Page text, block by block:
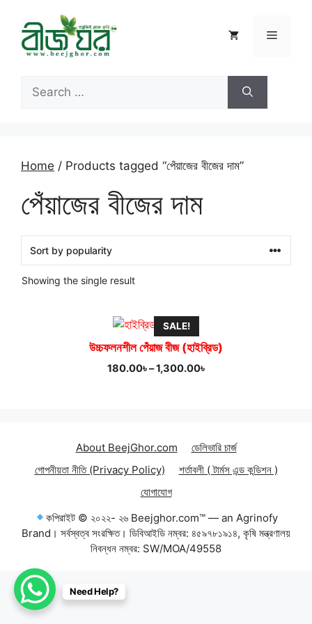
content
Menu
for:
Home / Products tagged “পেঁয়াজের বীজের দাম”
পেঁয়াজের বীজের দাম
Showing the single result
SALE!
উচ্চফলনশীল পেঁয়াজ বীজ (হাইব্রিড)
180.00৳–1,300.00৳Price
About BeejGhor.com
ডেলিভারি চার্জ
গোপনীয়তা নীতি (Privacy Policy)
শর্তাবলী ( টার্মস এন্ড কন্ডিশন )
যোগাযোগ
কপিরাইট © ২০২২- ২৬ Beejghor.com™ — an Agrinofy
Brand। সর্বস্বত্ব সংরক্ষিত। ডিবিআইডি নম্বর: ৪৫৯৭৮১৯১৪, কৃষি মন্ত্রণালয়
নিবন্ধন নম্বর: SW/MOA/49558
Item added to cart.
0 items -0.00৳
Need Help?